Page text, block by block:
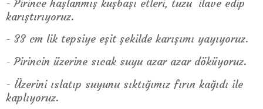
- Pirince haşlanmış kuşbaşı etleri, tuzu ilave edip
karıştırıyoruz.
- 33 cm lik tepsiye eşit şekilde karışımı yayıyoruz.
- Pirincin üzerine sıcak suyu azar azar döküyoruz.
- Üzerini ıslatıp suyunu sıktığımız fırın kağıdı ile
kaplıyoruz.